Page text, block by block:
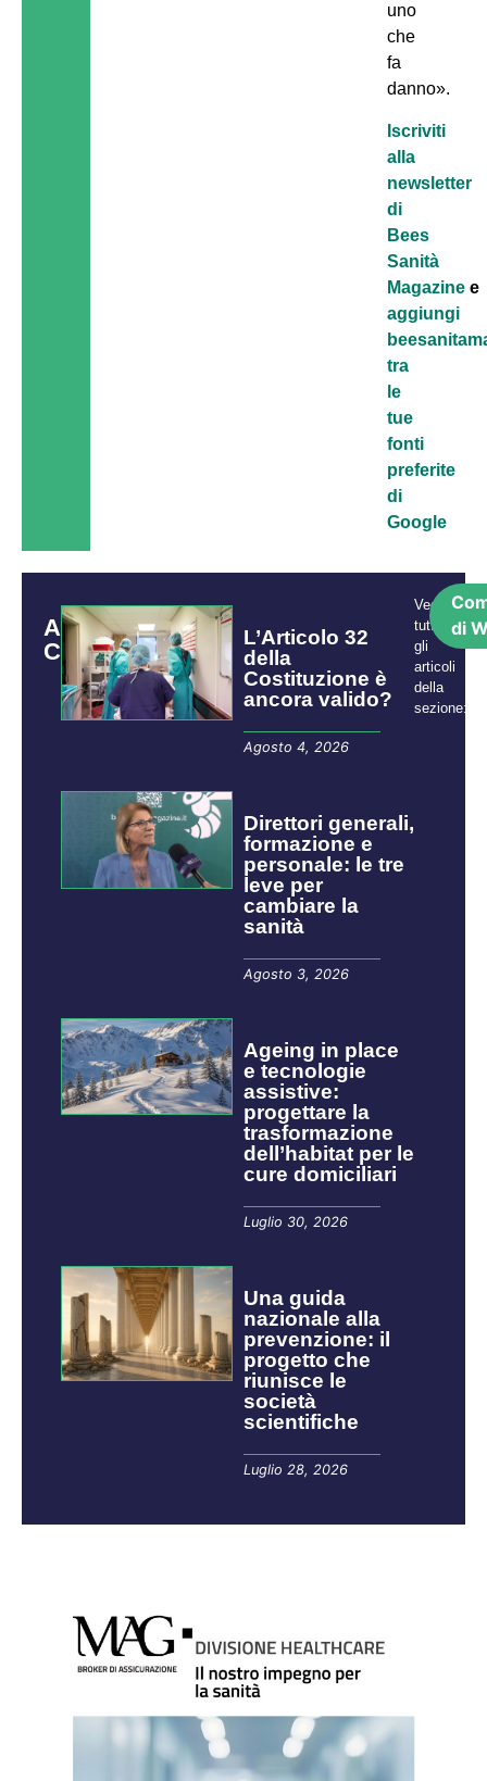
uno
che
fa
danno».
Iscriviti
alla
newsletter
di
Bees
Sanità
Magazine e
aggiungi
tra
le
tue
fonti
preferite
di
Google
ARTICOLI
CORRELATI
L’Articolo 32
della
Costituzione è
ancora valido?
Agosto 4, 2026
Direttori generali,
formazione e
personale: le tre
leve per
cambiare la
sanità
Agosto 3, 2026
Ageing in place
e tecnologie
assistive:
progettare la
trasformazione
dell’habitat per le
cure domiciliari
Luglio 30, 2026
​​​​Una guida
nazionale alla
prevenzione: il
progetto che
riunisce le
società
scientifiche
Luglio 28, 2026
Vedi
tutti
gli
articoli
della
sezione:
di